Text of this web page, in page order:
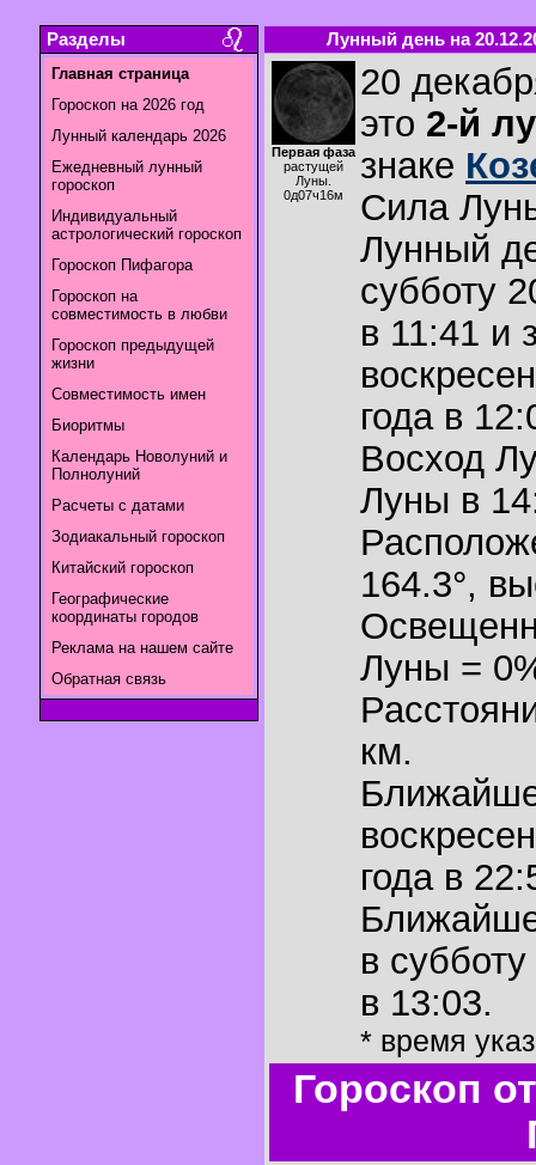
Разделы
Главная страница
Гороскоп на 2026 год
Лунный календарь 2026
Ежедневный лунный
гороскоп
Индивидуальный
астрологический гороскоп
Гороскоп Пифагора
Гороскоп на
совместимость в любви
Гороскоп предыдущей
жизни
Совместимость имен
Биоритмы
Календарь Новолуний и
Полнолуний
Расчеты с датами
Зодиакальный гороскоп
Китайский гороскоп
Географические
координаты городов
Реклама на нашем сайте
Обратная связь
Лунный день на
Первая фаза
растущей
Луны.
0д07ч16м
20
это 2-й
знаке
Сила
Лунный
субботу
в 11:41 и
года в
Восход
Луны в
164.3°,
Луны =
км.
года в
в
в 13:03.
* время
Гороскоп